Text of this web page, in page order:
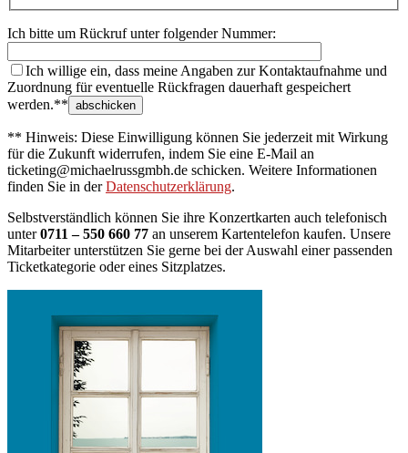
Ich bitte um Rückruf unter folgender Nummer:
Ich willige ein, dass meine Angaben zur Kontaktaufnahme und
Zuordnung für eventuelle Rückfragen dauerhaft gespeichert
werden.**
** Hinweis: Diese Einwilligung können Sie jederzeit mit Wirkung
für die Zukunft widerrufen, indem Sie eine E-Mail an
ticketing@michaelrussgmbh.de schicken. Weitere Informationen
finden Sie in derDatenschutzerklärung.
Selbstverständlich können Sie ihre Konzertkarten auch telefonisch
unter0711 – 550 660 77 an unserem Kartentelefon kaufen. Unsere
Mitarbeiter unterstützen Sie gerne bei der Auswahl einer passenden
Ticketkategorie oder eines Sitzplatzes.